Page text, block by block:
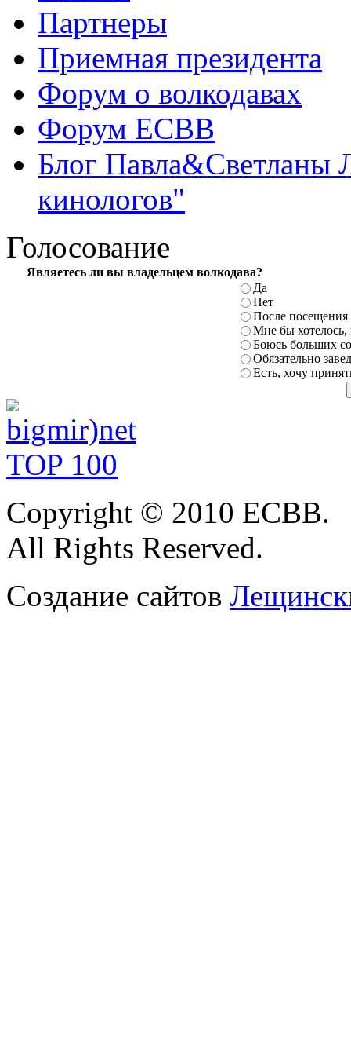
Партнеры
Приемная президента
Форум о волкодавах
Форум ЕСВВ
Блог Павла&Светланы
кинологов"
Голосование
Являетесь ли вы владельцем волкодава?
Да
Нет
После посещения
Мне бы
Боюсь больших
Обязательно
Есть, хочу
Copyright © 2010 ЕСВВ.
All Rights Reserved.
Создание сайтов